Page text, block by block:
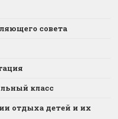
совета
класс
отдыха детей и их